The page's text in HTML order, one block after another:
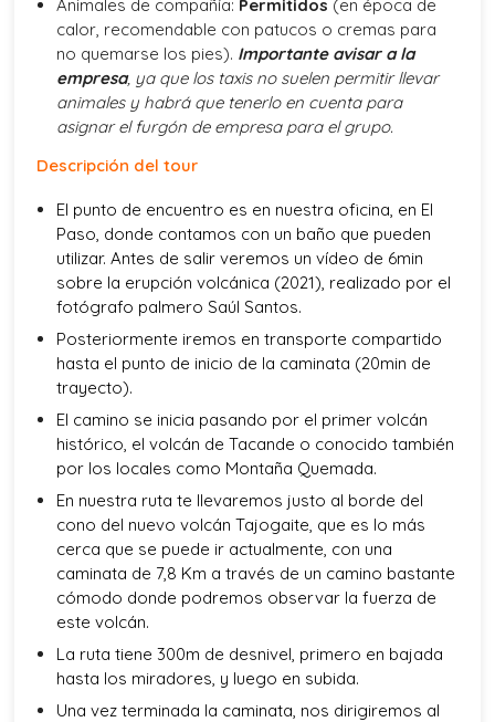
Animales de compañía: Permitidos (en época de
calor, recomendable con patucos o cremas para
no quemarse los pies). Importante avisar a la
empresa, ya que los taxis no suelen permitir llevar
animales y habrá que tenerlo en cuenta para
asignar el furgón de empresa para el grupo.
Descripción del tour
El punto de encuentro es en nuestra oficina, en El
Paso, donde contamos con un baño que pueden
utilizar. Antes de salir veremos un vídeo de 6min
sobre la erupción volcánica (2021), realizado por el
fotógrafo palmero Saúl Santos.
Posteriormente iremos en transporte compartido
hasta el punto de inicio de la caminata (20min de
trayecto).
El camino se inicia pasando por el primer volcán
histórico, el volcán de Tacande o conocido también
por los locales como Montaña Quemada.
En nuestra ruta te llevaremos justo al borde del
cono del nuevo volcán Tajogaite, que es lo más
cerca que se puede ir actualmente, con una
caminata de 7,8 Km a través de un camino bastante
cómodo donde podremos observar la fuerza de
este volcán.
La ruta tiene 300m de desnivel, primero en bajada
hasta los miradores, y luego en subida.
Una vez terminada la caminata, nos dirigiremos al